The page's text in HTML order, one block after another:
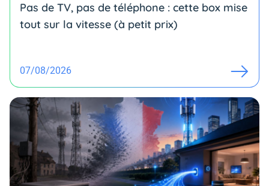
Pas de TV, pas de téléphone : cette box mise
tout sur la vitesse (à petit prix)
07/08/2026